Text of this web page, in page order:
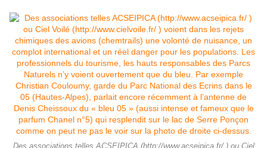
Des associations telles ACSEIPICA (http://www.acseipica.fr/ ) ou Ciel